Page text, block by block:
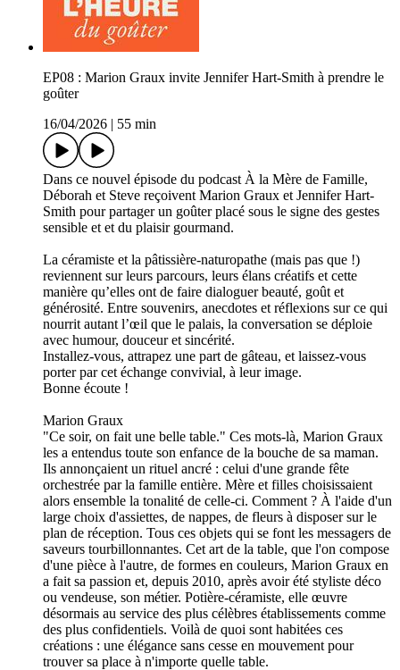
EP08 : Marion Graux invite Jennifer Hart-Smith à prendre le
goûter
16/04/2026 | 55 min
Dans ce nouvel épisode du podcast À la Mère de Famille,
Déborah et Steve reçoivent Marion Graux et Jennifer Hart-
Smith pour partager un goûter placé sous le signe des gestes
sensible et et du plaisir gourmand.
La céramiste et la pâtissière-naturopathe (mais pas que !)
reviennent sur leurs parcours, leurs élans créatifs et cette
manière qu’elles ont de faire dialoguer beauté, goût et
générosité. Entre souvenirs, anecdotes et réflexions sur ce qui
nourrit autant l’œil que le palais, la conversation se déploie
avec humour, douceur et sincérité.
Installez-vous, attrapez une part de gâteau, et laissez-vous
porter par cet échange convivial, à leur image.
Bonne écoute !
Marion Graux
"Ce soir, on fait une belle table." Ces mots-là, Marion Graux
les a entendus toute son enfance de la bouche de sa maman.
Ils annonçaient un rituel ancré : celui d'une grande fête
orchestrée par la famille entière. Mère et filles choisissaient
alors ensemble la tonalité de celle-ci. Comment ? À l'aide d'un
large choix d'assiettes, de nappes, de fleurs à disposer sur le
plan de réception. Tous ces objets qui se font les messagers de
saveurs tourbillonnantes. Cet art de la table, que l'on compose
d'une pièce à l'autre, de formes en couleurs, Marion Graux en
a fait sa passion et, depuis 2010, après avoir été styliste déco
ou vendeuse, son métier. Potière-céramiste, elle œuvre
désormais au service des plus célèbres établissements comme
des plus confidentiels. Voilà de quoi sont habitées ces
créations : une élégance sans cesse en mouvement pour
trouver sa place à n'importe quelle table.